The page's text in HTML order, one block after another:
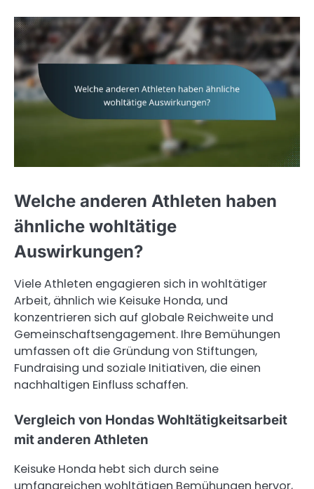
Welche anderen Athleten haben
ähnliche wohltätige
Auswirkungen?
Viele Athleten engagieren sich in wohltätiger
Arbeit, ähnlich wie Keisuke Honda, und
konzentrieren sich auf globale Reichweite und
Gemeinschaftsengagement. Ihre Bemühungen
umfassen oft die Gründung von Stiftungen,
Fundraising und soziale Initiativen, die einen
nachhaltigen Einfluss schaffen.
Vergleich von Hondas Wohltätigkeitsarbeit
mit anderen Athleten
Keisuke Honda hebt sich durch seine